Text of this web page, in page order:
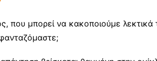
που μπορεί να κακοποιούμε λεκτικά